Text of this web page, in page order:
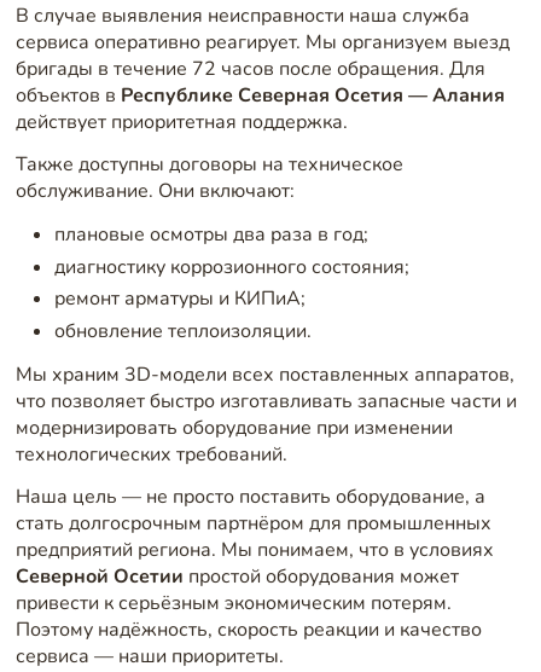
В случае выявления неисправности наша служба
сервиса оперативно реагирует. Мы организуем выезд
бригады в течение 72 часов после обращения. Для
объектов в Республике Северная Осетия — Алания
действует приоритетная поддержка.
Также доступны договоры на техническое
обслуживание. Они включают:
плановые осмотры два раза в год;
диагностику коррозионного состояния;
ремонт арматуры и КИПиА;
обновление теплоизоляции.
Мы храним 3D-модели всех поставленных аппаратов,
что позволяет быстро изготавливать запасные части и
модернизировать оборудование при изменении
технологических требований.
Наша цель — не просто поставить оборудование, а
стать долгосрочным партнёром для промышленных
предприятий региона. Мы понимаем, что в условиях
Северной Осетии простой оборудования может
привести к серьёзным экономическим потерям.
Поэтому надёжность, скорость реакции и качество
сервиса — наши приоритеты.